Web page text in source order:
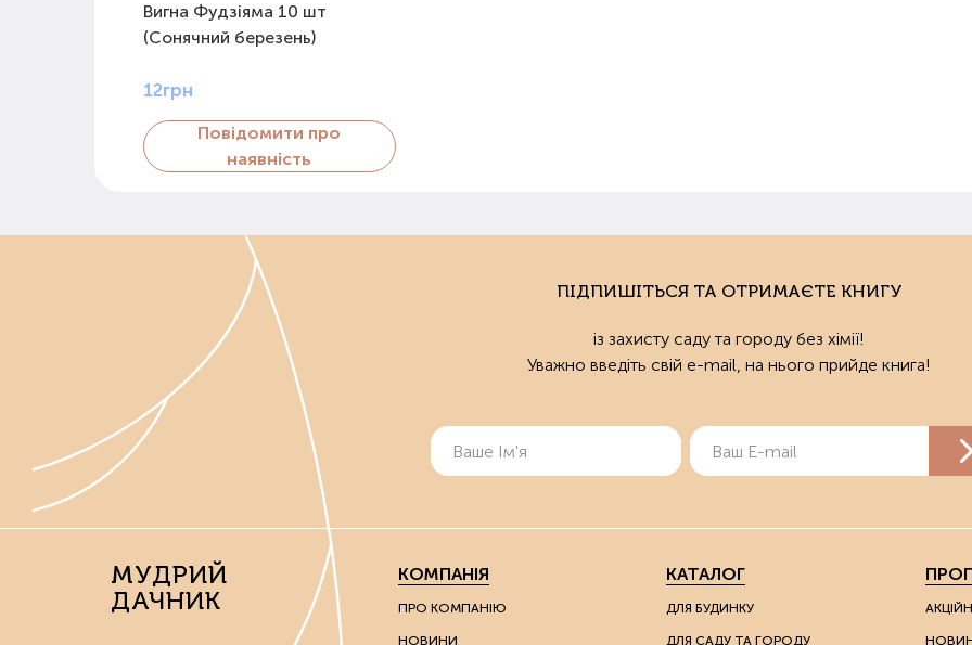
Вигна Фудзіяма 10 шт
(Сонячний березень)
12грн
Повідомити про
наявність
ПІДПИШІТЬСЯ ТА ОТРИМАЄТЕ КНИГУ
із захисту саду та городу без хімії!
Уважно введіть свій e-mail, на нього прийде книга!
МУДРИЙ
ДАЧНИК
КОМПАНІЯ
ПРО КОМПАНІЮ
НОВИНИ
КАТАЛОГ
ДЛЯ БУДИНКУ
ДЛЯ САДУ ТА ГОРОДУ